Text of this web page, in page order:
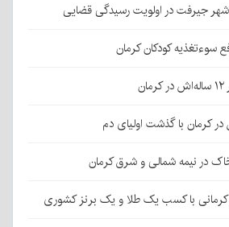
شهر جیرفت در اولویت رسیدگی قضایی
سوءتغذیه کودکان کرمان
کرمان با گذشت اولیای دم
در نیمه شمالی و شرق کرمان
با کسب یک طلا و یک برنز کشوری